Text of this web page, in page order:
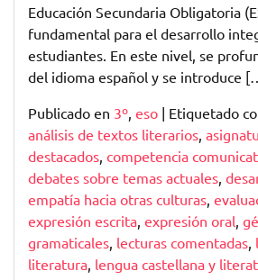
la
lengua
castellana
y
en
3º
de
ESO
Educación Secundaria Obligatoria
fundamental para el desarrollo
estudiantes. En este nivel, se
del idioma español y se introduce
Publicado en 3º, eso | Etiquetado
análisis de textos literarios,
destacados, competencia
debates sobre temas actuales,
empatía hacia otras culturas,
expresión escrita, expresión oral,
gramaticales, lecturas comentadas,
literatura, lengua castellana y